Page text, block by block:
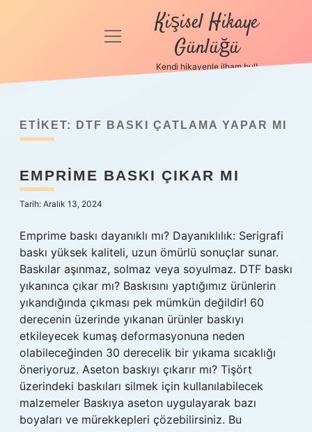
Anasayfa
Politikası
Hakkımızda
menüyü
Kişisel Hikaye
Günlüğü
Kendi hikayenle ilham bul!
ETIKET: DTF BASKI ÇATLAMA YAPAR MI
EMPRIME BASKI ÇIKAR MI
Tarih: Aralık 13, 2024
Emprime baskı dayanıklı mı? Dayanıklılık: Serigrafi
baskı yüksek kaliteli, uzun ömürlü sonuçlar sunar.
Baskılar aşınmaz, solmaz veya soyulmaz. DTF baskı
yıkanınca çıkar mı? Baskısını yaptığımız ürünlerin
yıkandığında çıkması pek mümkün değildir! 60
derecenin üzerinde yıkanan ürünler baskıyı
etkileyecek kumaş deformasyonuna neden
olabileceğinden 30 derecelik bir yıkama sıcaklığı
öneriyoruz. Aseton baskıyı çıkarır mı? Tişört
üzerindeki baskıları silmek için kullanılabilecek
malzemeler Baskıya aseton uygulayarak bazı
boyaları ve mürekkepleri çözebilirsiniz. Bu